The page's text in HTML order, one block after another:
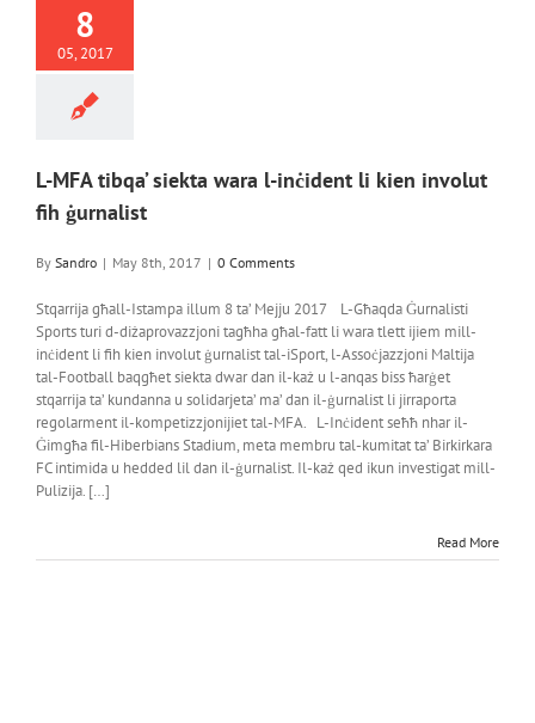
8
05, 2017
L-MFA tibqa’ siekta wara l-inċident li kien involut
fih ġurnalist
By Sandro | May 8th, 2017 | 0 Comments
Stqarrija għall-Istampa illum 8 ta’ Mejju 2017 L-Għaqda Ġurnalisti
Sports turi d-diżaprovazzjoni tagħha għal-fatt li wara tlett ijiem mill-
inċident li fih kien involut ġurnalist tal-iSport, l-Assoċjazzjoni Maltija
tal-Football baqgħet siekta dwar dan il-każ u l-anqas biss ħarġet
stqarrija ta’ kundanna u solidarjeta’ ma’ dan il-ġurnalist li jirraporta
regolarment il-kompetizzjonijiet tal-MFA. L-Inċident seħħ nhar il-
Ġimgħa fil-Hiberbians Stadium, meta membru tal-kumitat ta’ Birkirkara
FC intimida u hedded lil dan il-ġurnalist. Il-każ qed ikun investigat mill-
Pulizija. […]
Read More